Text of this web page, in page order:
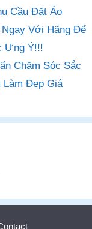
Cầu Đặt Áo
Với Hãng Để
Ưng Ý!!!
Chăm Sóc Sắc
Làm Đẹp Giá